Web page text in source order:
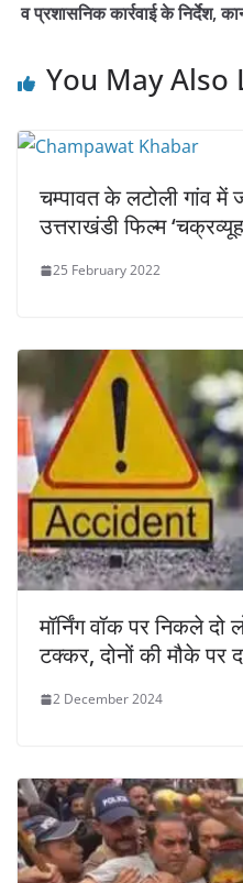
व प्रशासनिक कार्रवाई के निर्देश,
You May Also
चम्पावत के लटोली गांव में
उत्तराखंडी फिल्म
25 February 2022
मॉर्निंग वॉक पर निकले दो
टक्कर, दोनों की मौके पर
2 December 2024